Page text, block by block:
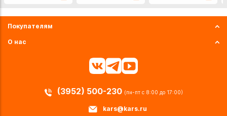
Покупателям
О нас
(3952) 500-230 (пн-пт с 8:00 до 17:00)
kars@kars.ru